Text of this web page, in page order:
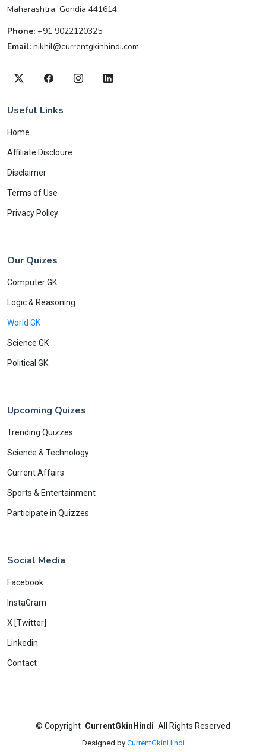
Maharashtra, Gondia 441614.
Phone: +91 9022120325
Email: nikhil@currentgkinhindi.com
Useful Links
Home
Affiliate Discloure
Disclaimer
Terms of Use
Privacy Policy
Our Quizes
Computer GK
Logic & Reasoning
World GK
Science GK
Political GK
Upcoming Quizes
Trending Quizzes
Science & Technology
Current Affairs
Sports & Entertainment
Participate in Quizzes
Social Media
Facebook
InstaGram
X [Twitter]
Linkedin
Contact
© Copyright CurrentGkinHindi All Rights Reserved
Designed by CurrentGkinHindi